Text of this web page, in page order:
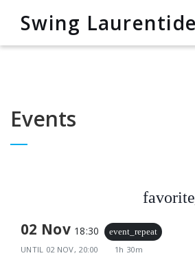
Swing
Events
02 Nov 18:30 event_repeat
UNTIL 02 NOV, 20:00 1h 30m